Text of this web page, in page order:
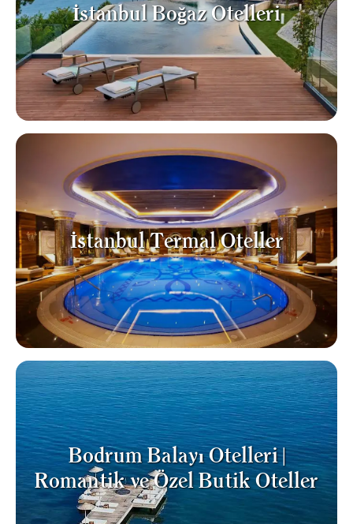
İstanbul Boğaz Otelleri
İstanbul Termal Oteller
Bodrum Balayı Otelleri |
Romantik ve Özel Butik Oteller